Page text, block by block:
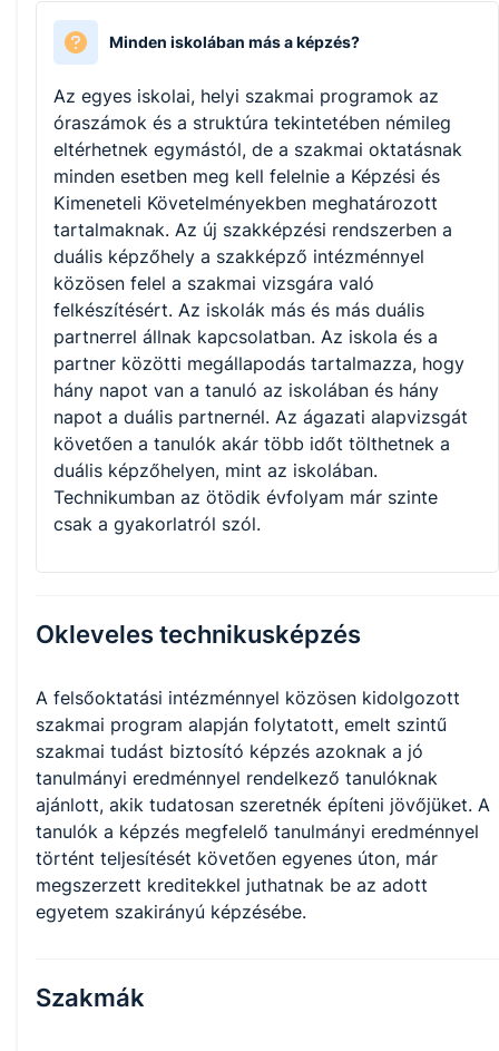
Minden iskolában más a képzés?
Az egyes iskolai, helyi szakmai programok az
óraszámok és a struktúra tekintetében némileg
eltérhetnek egymástól, de a szakmai oktatásnak
minden esetben meg kell felelnie a Képzési és
Kimeneteli Követelményekben meghatározott
tartalmaknak. Az új szakképzési rendszerben a
duális képzőhely a szakképző intézménnyel
közösen felel a szakmai vizsgára való
felkészítésért. Az iskolák más és más duális
partnerrel állnak kapcsolatban. Az iskola és a
partner közötti megállapodás tartalmazza, hogy
hány napot van a tanuló az iskolában és hány
napot a duális partnernél. Az ágazati alapvizsgát
követően a tanulók akár több időt tölthetnek a
duális képzőhelyen, mint az iskolában.
Technikumban az ötödik évfolyam már szinte
csak a gyakorlatról szól.
Okleveles technikusképzés
A felsőoktatási intézménnyel közösen kidolgozott
szakmai program alapján folytatott, emelt szintű
szakmai tudást biztosító képzés azoknak a jó
tanulmányi eredménnyel rendelkező tanulóknak
ajánlott, akik tudatosan szeretnék építeni jövőjüket. A
tanulók a képzés megfelelő tanulmányi eredménnyel
történt teljesítését követően egyenes úton, már
megszerzett kreditekkel juthatnak be az adott
egyetem szakirányú képzésébe.
Szakmák